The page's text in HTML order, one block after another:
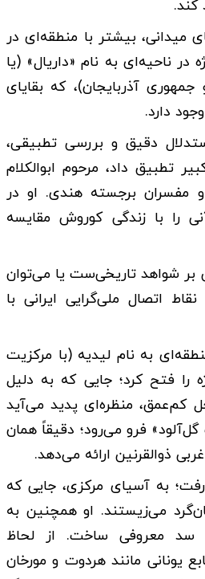
کند.
میدانی، بیشتر با منطقه‌ای در
در ناحیه‌ای به نام «داریال» (یا
آذربایجان)، که بقایای
دارد.
دقیق و بررسی تطبیقی،
تطبیق داد، مرحوم ابوالکلام
و مفسران برجسته هندی. او در
را با زندگی کوروش مقایسه
بر شواهد تاریخی‌ست یا می‌توان
اتصال ملی‌گرایی ایرانی با
به نام لیدیه (با مرکزیت
را فتح کرد؛ جایی که به دلیل
کم‌عمق، منظره‌ای پدید می‌آید
فرو می‌رود؛ دقیقاً همان
ذوالقرنین ارائه می‌دهد.
به آسیای مرکزی، جایی که
می‌زیستند. او همچنین به
سد معروفی ساخت. از لحاظ
یونانی مانند هردوت و مورخان